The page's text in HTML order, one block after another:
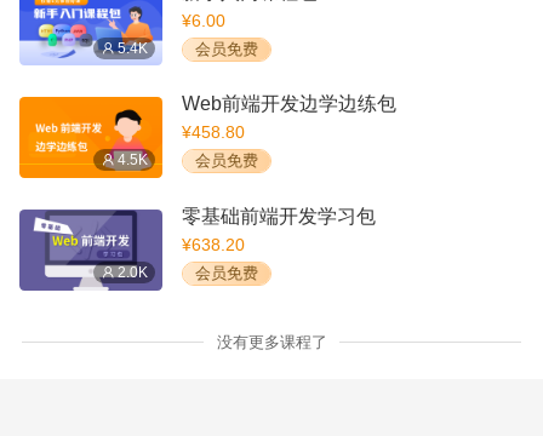
5.4K
¥6.00
会员免费
4.5K
Web前端开发边学边练包
¥458.80
会员免费
2.0K
零基础前端开发学习包
¥638.20
会员免费
没有更多课程了